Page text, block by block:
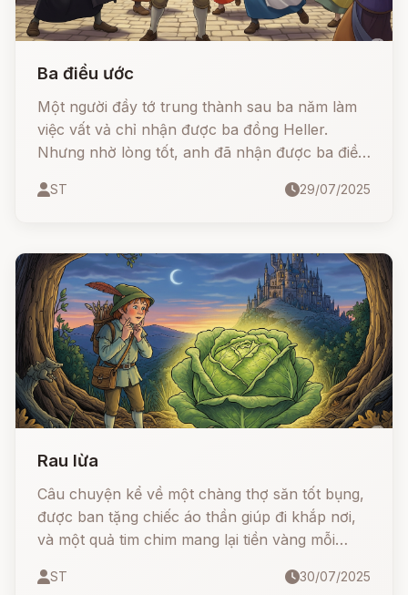
Ba điều ước
Một người đầy tớ trung thành sau ba năm làm
việc vất vả chỉ nhận được ba đồng Heller.
Nhưng nhờ lòng tốt, anh đã nhận được ba điều
đầu!
ST 29/07/2025
Rau lừa
Câu chuyện kể về một chàng thợ săn tốt bụng,
được ban tặng chiếc áo thần giúp đi khắp nơi,
và một quả tim chim mang lại tiền vàng mỗi
xen lẫn, mọi thứ đã thay đổi. Một loại rau lạ có
ST 30/07/2025